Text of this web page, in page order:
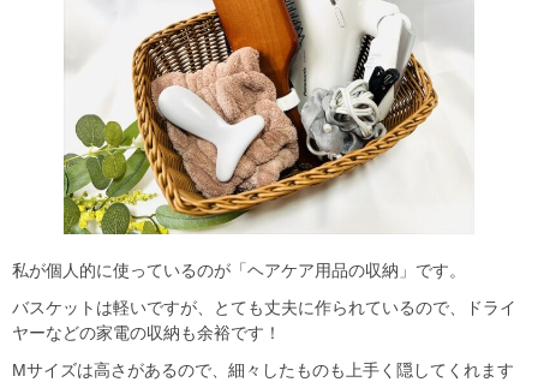
私が個人的に使っているのが「ヘアケア用品の収納」です。
バスケットは軽いですが、とても丈夫に作られているので、ドライ
ヤーなどの家電の収納も余裕です！
Mサイズは高さがあるので、細々したものも上手く隠してくれます